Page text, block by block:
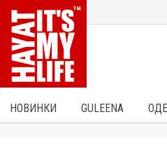
НОВИНКИ GULEENA